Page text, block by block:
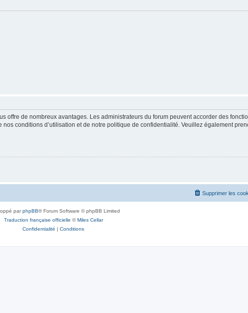
offre de nombreux avantages. Les administrateurs du forum peuvent accorder des
conditions d’utilisation et de notre politique de confidentialité. Veuillez également
Supprimer les
parphpBB® Forum Software © phpBB Limited
Traduction française officielle ©Miles Cellar
Confidentialité | Conditions